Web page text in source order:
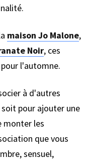
maison Jo Malone,
Noir, ces
l'automne.
à d'autres
pour ajouter une
monter les
que vous
sensuel,